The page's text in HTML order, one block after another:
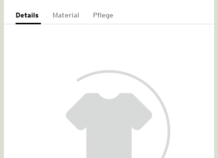
Details Material Pflege